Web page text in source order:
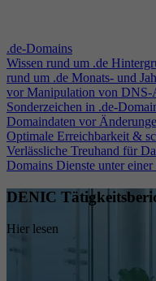
.de-Domains
Wissen rund um .de
rund um .de Monats- und
vor Manipulation von DNS-
Sonderzeichen in .de-
Domaindaten vor
Optimale Erreichbarkeit &
Verlässliche Treuhand für
Domains Dienste unter
DENIC
Hier lesen